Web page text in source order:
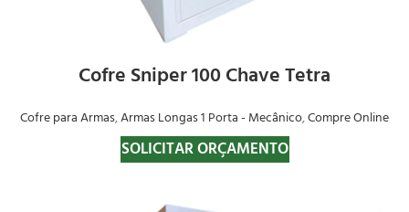
Cofre Sniper 100 Chave Tetra
Cofre para Armas,Armas Longas 1 Porta - Mecânico,Compre Online
SOLICITAR ORÇAMENTO